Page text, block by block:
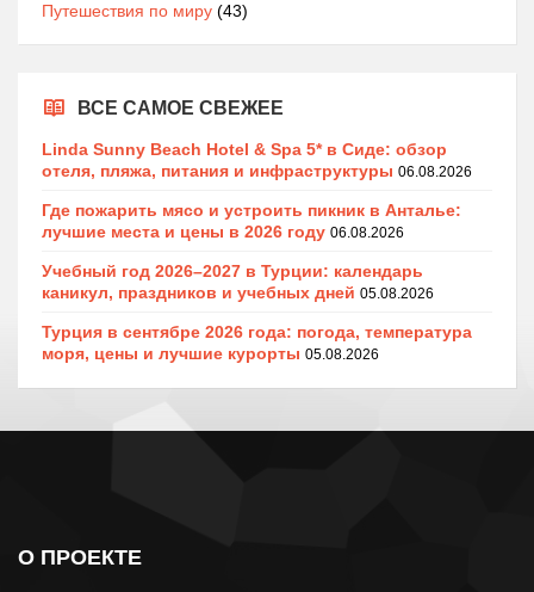
Путешествия по миру (43)
ВСЕ САМОЕ СВЕЖЕЕ
Linda Sunny Beach Hotel & Spa 5* в Сиде: обзор
отеля, пляжа, питания и инфраструктуры 06.08.2026
Где пожарить мясо и устроить пикник в Анталье:
лучшие места и цены в 2026 году 06.08.2026
Учебный год 2026–2027 в Турции: календарь
каникул, праздников и учебных дней 05.08.2026
Турция в сентябре 2026 года: погода, температура
моря, цены и лучшие курорты 05.08.2026
О ПРОЕКТЕ